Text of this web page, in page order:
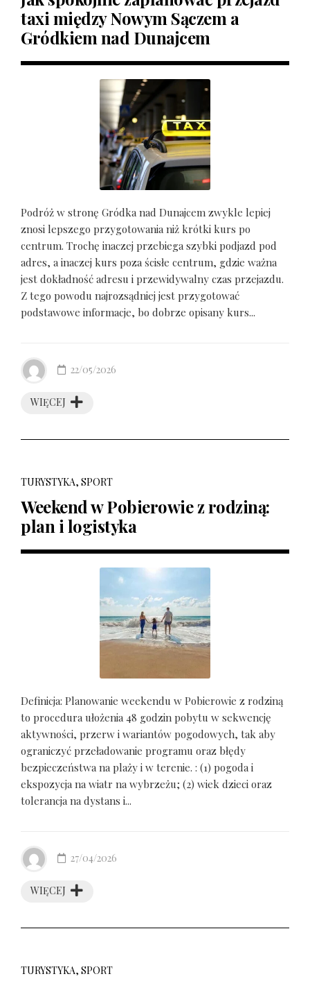
taxi między Nowym Sączem a
Gródkiem nad Dunajcem
Podróż w stronę Gródka nad Dunajcem zwykle lepiej
znosi lepszego przygotowania niż krótki kurs po
centrum. Trochę inaczej przebiega szybki podjazd pod
adres, a inaczej kurs poza ścisłe centrum, gdzie ważna
jest dokładność adresu i przewidywalny czas przejazdu.
Z tego powodu najrozsądniej jest przygotować
podstawowe informacje, bo dobrze opisany kurs...
WIĘCEJ
22/05/2026
TURYSTYKA, SPORT
Weekend w Pobierowie z rodziną:
plan i logistyka
Definicja: Planowanie weekendu w Pobierowie z rodziną
to procedura ułożenia 48 godzin pobytu w sekwencję
aktywności, przerw i wariantów pogodowych, tak aby
ograniczyć przeładowanie programu oraz błędy
bezpieczeństwa na plaży i w terenie. : (1) pogoda i
ekspozycja na wiatr na wybrzeżu; (2) wiek dzieci oraz
tolerancja na dystans i...
WIĘCEJ
27/04/2026
TURYSTYKA, SPORT